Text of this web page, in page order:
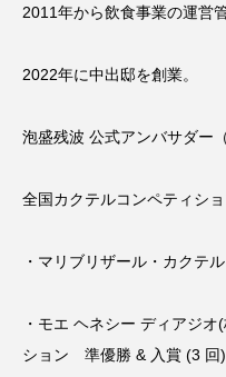
2011年から飲食事業の運営
2022年に中出邸を創業。
泡盛残波 公式アンバサダー
全国カクテルコンペティシ
・マリブリザール・カクテ
・モエ ヘネシー ディアジ
ション 準優勝 & 入賞 (3 回)